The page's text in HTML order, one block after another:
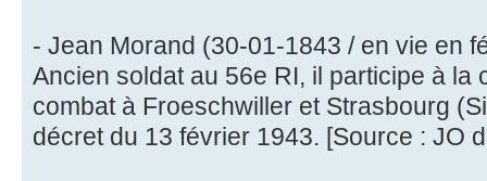
- Jean Morand (30-01-1843 / en vie en
Ancien soldat au 56e RI, il participe à la
combat à Froeschwiller et Strasbourg
décret du 13 février 1943. [Source : JO